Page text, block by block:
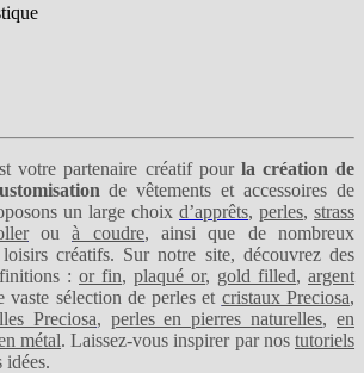
votre partenaire créatif pourla création de
de vêtements et accessoires de
un large choix d’apprêts, perles, strass
ouà coudre, ainsi que de nombreux
créatifs. Sur notre site, découvrez des
: or fin, plaqué or, gold filled, argent
sélection de perles et cristaux Preciosa,
Preciosa, perles en pierres naturelles, en
métal. Laissez-vous inspirer par nostutoriels
idées.